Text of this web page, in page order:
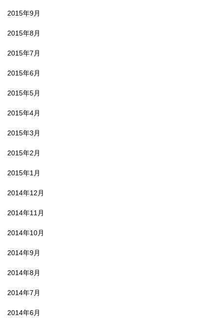
2015年9月
2015年8月
2015年7月
2015年6月
2015年5月
2015年4月
2015年3月
2015年2月
2015年1月
2014年12月
2014年11月
2014年10月
2014年9月
2014年8月
2014年7月
2014年6月